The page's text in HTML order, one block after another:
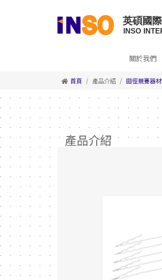
關於我們
首頁 產品介紹 田徑競賽器材
產品介紹